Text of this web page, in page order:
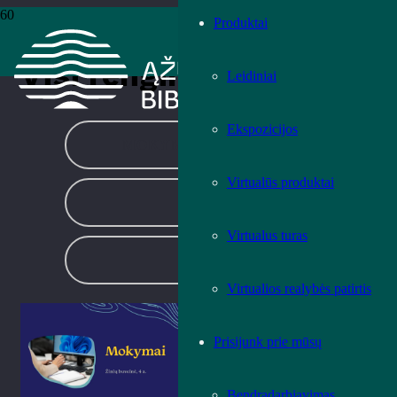
Produktai
Leidiniai
Ekspozicijos
Virtualūs produktai
Virtualus turas
Virtualios realybės patirtis
Prisijunk prie mūsų
Visi renginiai
Nuotraukos: išsaugok,